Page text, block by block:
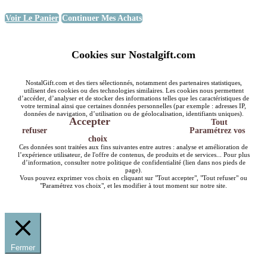
Voir Le Panier Continuer Mes Achats
Cookies sur Nostalgift.com
NostalGift.com et des tiers sélectionnés, notamment des partenaires statistiques,
utilisent des cookies ou des technologies similaires. Les cookies nous permettent
d’accéder, d’analyser et de stocker des informations telles que les caractéristiques de
votre terminal ainsi que certaines données personnelles (par exemple : adresses IP,
données de navigation, d’utilisation ou de géolocalisation, identifiants uniques).
Accepter
Tout
refuser
Paramétrez vos
choix
Ces données sont traitées aux fins suivantes entre autres : analyse et amélioration de
l’expérience utilisateur, de l'offre de contenus, de produits et de services... Pour plus
d’information, consulter notre politique de confidentialité (lien dans nos pieds de
page).
Vous pouvez exprimer vos choix en cliquant sur "Tout accepter", "Tout refuser" ou
"Paramétrez vos choix", et les modifier à tout moment sur notre site.
Fermer